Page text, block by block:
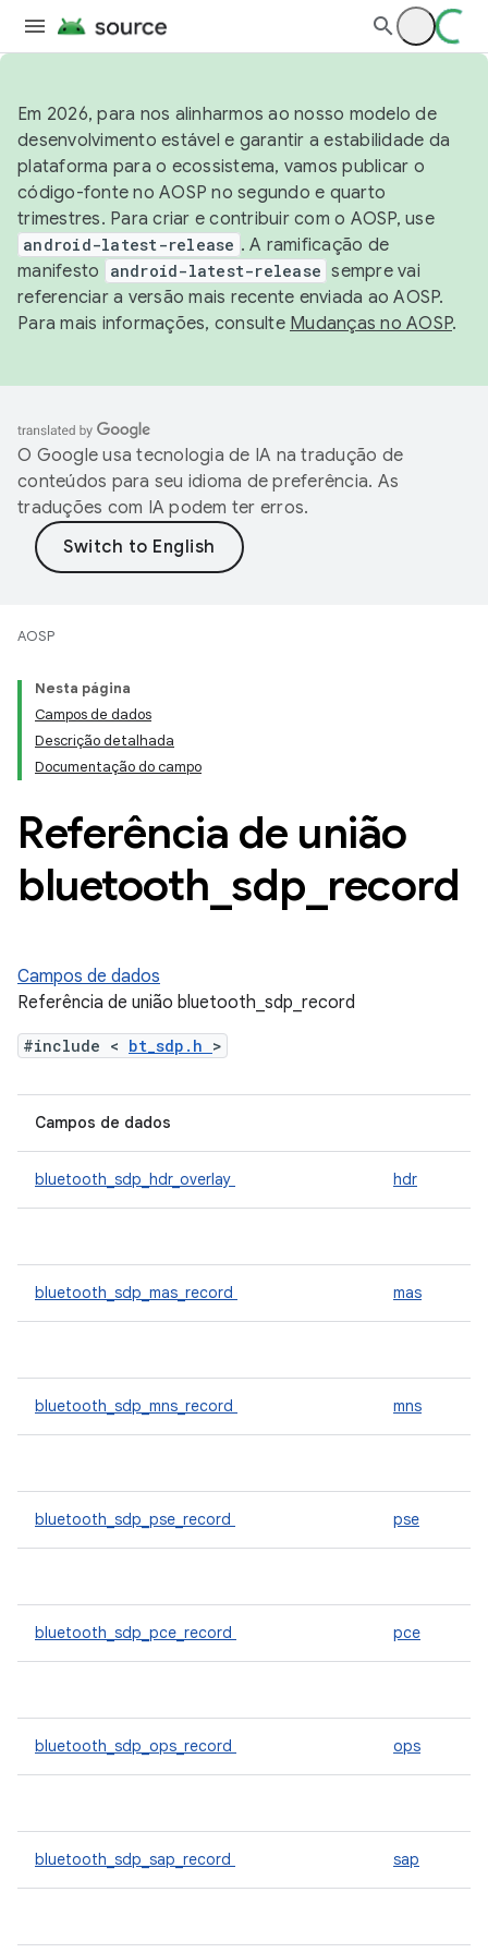
Em 2026, para nos alinharmos ao nosso modelo de
desenvolvimento estável e garantir a estabilidade da
plataforma para o ecossistema, vamos publicar o
código-fonte no AOSP no segundo e quarto
trimestres. Para criar e contribuir com o AOSP, use
android-latest-release . A ramificação de
manifesto
android-latest-release sempre vai
referenciar a versão mais recente enviada ao AOSP.
Para mais informações, consulte Mudanças no AOSP.
O Google usa tecnologia de IA na tradução de
conteúdos para seu idioma de preferência. As
traduções com IA podem ter erros.
AOSP
Nesta página
Campos de dados
Descrição detalhada
Documentação do campo
Referência de união
bluetooth sdp record
Campos de dados
Referência de união bluetooth_sdp_record
#include < bt_sdp.h >
Campos de dados
bluetooth_sdp_hdr_overlay hdr
bluetooth_sdp_mas_record mas
bluetooth_sdp_mns_record mns
bluetooth_sdp_pse_record pse
bluetooth_sdp_pce_record pce
bluetooth_sdp_ops_record ops
bluetooth_sdp_sap_record sap